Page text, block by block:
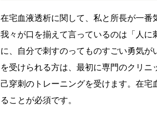
在宅血液透析に関して、私と所長が一番
我々が口を揃えて言っているのは「人
に、自分で刺すのってものすごい勇気
を受けられる方は、最初に専門のクリニ
己穿刺のトレーニングを受けます。在宅
ることが必須です。